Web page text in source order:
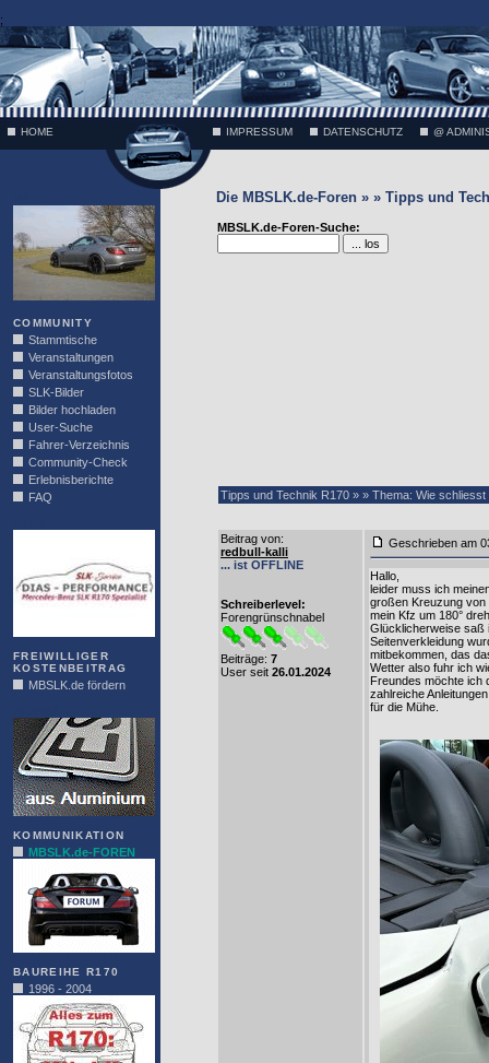
;
HOME IMPRESSUM DATENSCHUTZ @
COMMUNITY
Stammtische
Veranstaltungen
Veranstaltungsfotos
SLK-Bilder
Bilder hochladen
User-Suche
Fahrer-Verzeichnis
Community-Check
Erlebnisberichte
FAQ
FREIWILLIGER
KOSTENBEITRAG
MBSLK.de fördern
KOMMUNIKATION
MBSLK.de-FOREN
BAUREIHE R170
1996 - 2004
Die MBSLK.de-Foren » » Tipps und
MBSLK.de-Foren-Suche:
Tipps und Technik R170 » » Thema: Wie
Beitrag von:
redbull-kalli
... ist OFFLINE
Schreiberlevel:
Forengrünschnabel
Beiträge: 7
User seit 26.01.2024
Geschrieben am
Hallo,
leider muss ich
großen Kreuzung von
mein Kfz um 180°
Glücklicherweise saß
Seitenverkleidung
mitbekommen, das
Wetter also fuhr ich
Freundes möchte ich
zahlreiche
für die Mühe.